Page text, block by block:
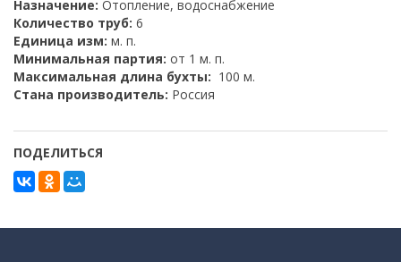
Назначение: Отопление, водоснабжение
Количество труб: 6
Единица изм: м. п.
Минимальная партия: от 1 м. п.
Максимальная длина бухты: 100 м.
Стана производитель: Россия
ПОДЕЛИТЬСЯ